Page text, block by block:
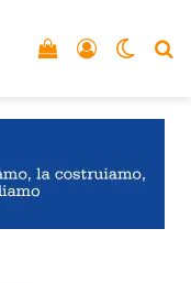
Accedi
Vedi il carrello